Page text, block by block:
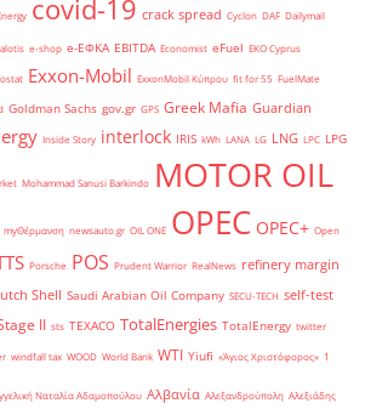
covid-19 crack spread Cyclon DAF Dailymail
e-shop e-ΕΦΚΑ EBITDA Economist eFuel EKO Cyprus
Exxon-Mobil ExxonMobil Κύπρου fit for 55 FuelMate
Goldman Sachs gov.gr GPS Greek Mafia Guardian
Inside Story interlock IRIS kWh LANA LG LNG LPC LPG
Mohammad Sanusi Barkindo MOTOR OIL
myΘέρμανση newsauto.gr OIL ONE OPEC OPEC+ Open
Porsche POS Prudent Warrior RealNews refinery margin
Shell Saudi Arabian Oil Company SECU-TECH self-test
II sts TEXACO TotalEnergies TotalEnergy twitter
windfall tax WOOD World Bank WTI Yiufi «Άγιος Χριστόφορος» ΄1
Ναταλία Αδαμοπούλου Αλβανία Αλεξανδρούπολη Αλεξιάδης